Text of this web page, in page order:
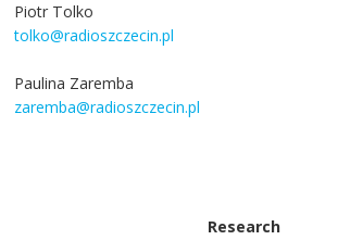
Piotr Tolko
tolko@radioszczecin.pl
Paulina Zaremba
zaremba@radioszczecin.pl
Research